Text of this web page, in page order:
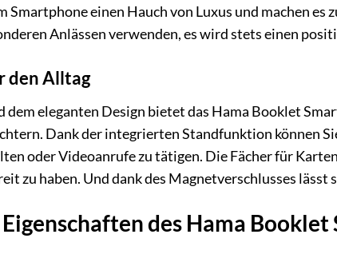
einen Hauch von Luxus und machen es
Anlässen verwenden, es wird stets einen
den Alltag
dem eleganten Design bietet das Hama Booklet
Dank der integrierten Standfunktion können
oder Videoanrufe zu tätigen. Die Fächer für
zu haben. Und dank des Magnetverschlusses lässt
des Hama